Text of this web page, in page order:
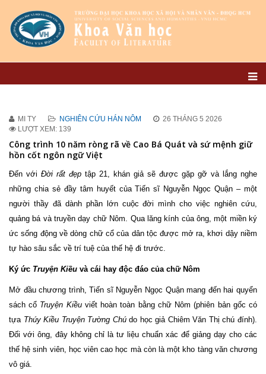
MI TY NGHIÊN CỨU HÁN NÔM
26 THÁNG 5 2026
LƯỢT XEM: 139
Công trình 10 năm ròng rã về Cao Bá Quát và sứ mệnh giữ
hồn cốt ngôn ngữ Việt
Đến với Đời rất đẹp tập 21, khán giả sẽ được gặp gỡ và lắng nghe
những chia sẻ đầy tâm huyết của Tiến sĩ Nguyễn Ngọc Quận – một
người thầy đã dành phần lớn cuộc đời mình cho việc nghiên cứu,
quảng bá và truyền dạy chữ Nôm. Qua lăng kính của ông, một miền ký
ức sống động về dòng chữ cổ của dân tộc được mở ra, khơi dậy niềm
tự hào sâu sắc về trí tuệ của thế hệ đi trước.
Ký ức Truyện Kiều và cái hay độc đáo của chữ Nôm
Mở đầu chương trình, Tiến sĩ Nguyễn Ngọc Quận mang đến hai quyển
sách cổ Truyện Kiềuviết hoàn toàn bằng chữ Nôm (phiên bản gốc có
tựa Thúy Kiều Truyện Tường Chúdo học giả Chiêm Văn Thị chú đính).
Đối với ông, đây không chỉ là tư liệu chuẩn xác để giảng dạy cho các
thế hệ sinh viên, học viên cao học mà còn là một kho tàng văn chương
vô giá.